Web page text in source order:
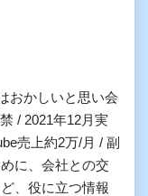
おかしいと思い会
/ 2021年12月実
売上約2万/月 / 副
に、会社との交
、役に立つ情報